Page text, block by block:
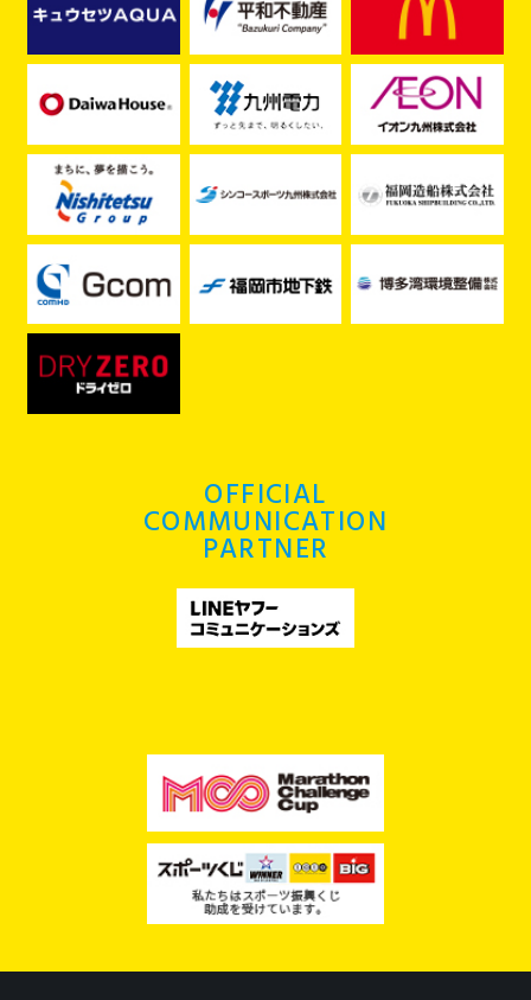
OFFICIAL
COMMUNICATION
PARTNER